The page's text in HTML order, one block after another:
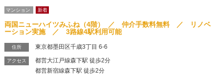
マンション 新着
両国ニューハイツみふね（4階） ／ 仲介手数料無料 ／ リノベ
ーション実施 ／ 3路線4駅利用可能
住所 東京都墨田区千歳3丁目 6-6
アクセス
都営大江戸線森下駅 徒歩2分
都営新宿線森下駅 徒歩2分